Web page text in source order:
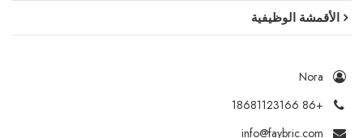
الأقمشة الوظيفية
Nora
+86 18681123166
info@faybric.com